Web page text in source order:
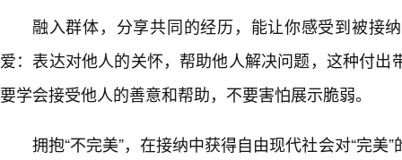
融入群体，分享共同的经历，能让你感受到被接
爱：表达对他人的关怀，帮助他人解决问题，这种付出
要学会接受他人的善意和帮助，不要害怕展示脆弱。
拥抱“不完美”，在接纳中获得自由现代社会对“完美